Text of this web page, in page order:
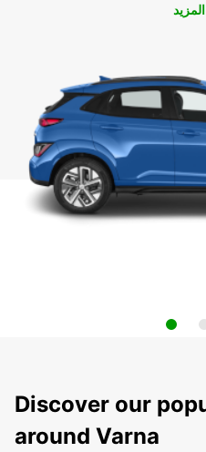
Discover our
around Varna